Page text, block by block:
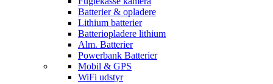
Batterier & opladere
Lithium batterier
Batteriopladere lithium
Alm. Batterier
Powerbank Batterier
Mobil & GPS
WiFi udstyr